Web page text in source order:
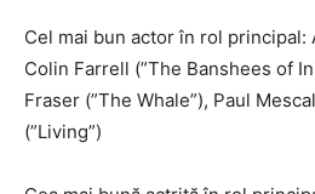
Cel mai bun actor în rol principal:
Colin Farrell (”The Banshees of
Fraser (”The Whale”), Paul
(”Living”)